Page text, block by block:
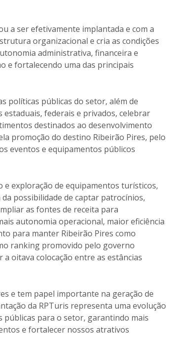
a ser efetivamente implantada e com a
organizacional e cria as condições
administrativa, financeira e
e fortalecendo uma das principais
políticas públicas do setor, além de
federais e privados, celebrar
destinados ao desenvolvimento
promoção do destino Ribeirão Pires, pelo
eventos e equipamentos públicos
exploração de equipamentos turísticos,
possibilidade de captar patrocínios,
as fontes de receita para
autonomia operacional, maior eficiência
para manter Ribeirão Pires como
ranking promovido pelo governo
oitava colocação entre as estâncias
e tem papel importante na geração de
da RPTuris representa uma evolução
públicas para o setor, garantindo mais
e fortalecer nossos atrativos